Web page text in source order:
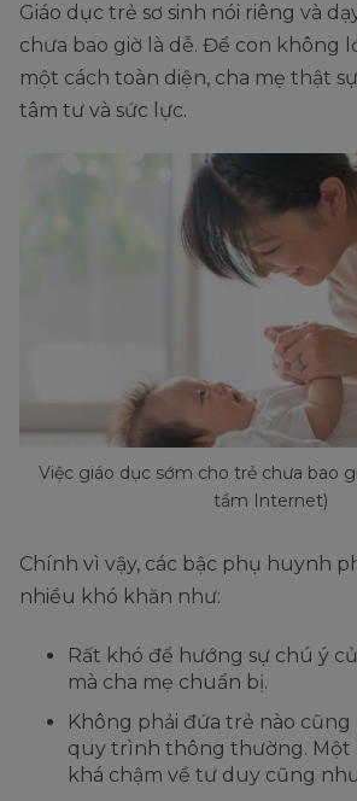
Giáo dục trẻ sơ sinh nói riêng và
chưa bao giờ là dễ. Để con không
một cách toàn diện, cha mẹ thật
tâm tư và sức lực.
Việc giáo dục sớm cho trẻ chưa bao
tầm Internet)
Chính vì vậy, các bậc phụ huynh
nhiều khó khăn như:
Rất khó để hướng sự chú ý
mà cha mẹ chuẩn bị.
Không phải đứa trẻ nào
quy trình thông thường. Một
khá chậm về tư duy cũng